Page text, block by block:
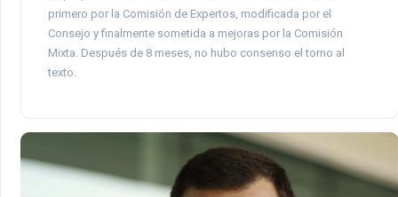
primero por la Comisión de Expertos, modificada por el
Consejo y finalmente sometida a mejoras por la Comisión
Mixta. Después de 8 meses, no hubo consenso el torno al
texto.